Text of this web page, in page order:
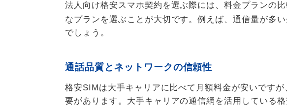
法人向け格安スマホ契約を選ぶ際には、料金プランの比
なプランを選ぶことが大切です。例えば、通信量が多
でしょう。
通話品質とネットワークの信頼性
格安SIMは大手キャリアに比べて月額料金が安いです
要があります。大手キャリアの通信網を活用している